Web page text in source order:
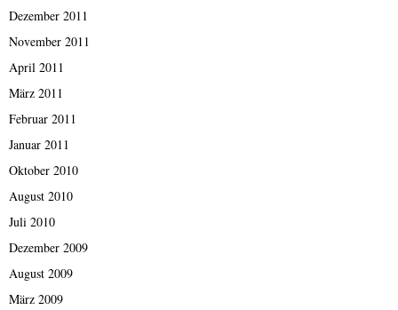
Dezember 2011
November 2011
April 2011
März 2011
Februar 2011
Januar 2011
Oktober 2010
August 2010
Juli 2010
Dezember 2009
August 2009
März 2009